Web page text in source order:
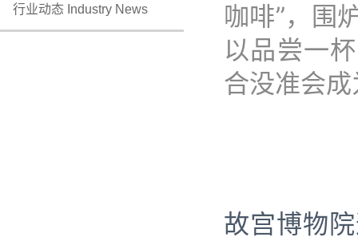
行业动态 Industry News
咖啡”，围
以品尝一
合没准会
故宫博物